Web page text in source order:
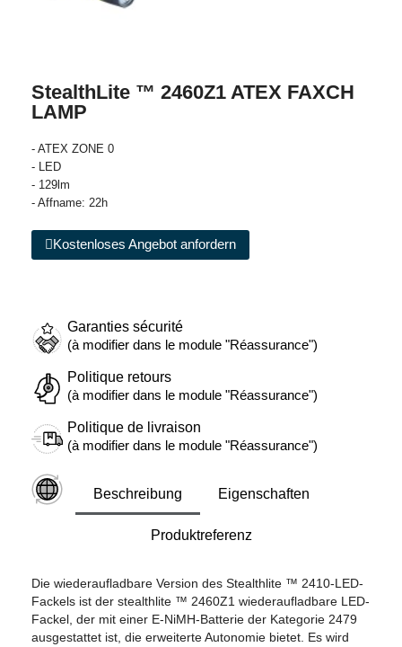
StealthLite ™ 2460Z1 ATEX FAXCH
LAMP
- ATEX ZONE 0
- LED
- 129lm
- Affname: 22h
Kostenloses Angebot anfordern
Garanties sécurité
(à modifier dans le module "Réassurance")
Politique retours
(à modifier dans le module "Réassurance")
Politique de livraison
(à modifier dans le module "Réassurance")
Beschreibung Eigenschaften
Produktreferenz
Die wiederaufladbare Version des Stealthlite ™ 2410-LED-
Fackels ist der stealthlite ™ 2460Z1 wiederaufladbare LED-
Fackel, der mit einer E-NiMH-Batterie der Kategorie 2479
ausgestattet ist, die erweiterte Autonomie bietet. Es wird